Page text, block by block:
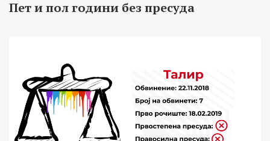
Пет и пол години без пресуда